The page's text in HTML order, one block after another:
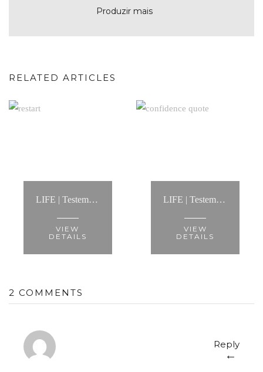
Produzir mais
RELATED ARTICLES
LIFE | Testemunho Processo de Coaching: “Contactei a Anita para um processo de life coaching.... Foi a melhor decisão dos últimos tempos!”
VIEW
DETAILS
LIFE | Testemunho Processo de Coaching: “A Anita é alguém com quem é fácil conversar, de um pragmatismo notável”
VIEW
DETAILS
2 COMMENTS
Reply
←